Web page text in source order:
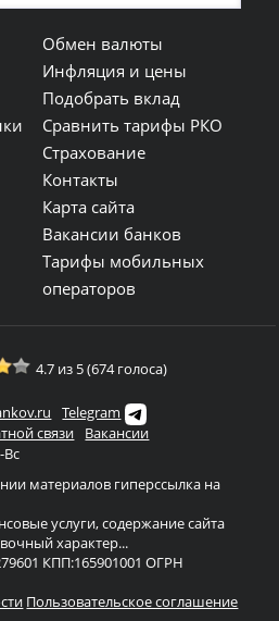
Обмен валюты
Инфляция и цены
Подобрать вклад
Сравнить тарифы РКО
Страхование
Контакты
Карта сайта
Вакансии банков
Тарифы мобильных
операторов
4.7 из 5 (674 голоса)
Telegram
связи
Вакансии
Вс
материалов гиперссылка на
услуги, содержание сайта
характер...
КПП:165901001 ОГРН
Пользовательское соглашение